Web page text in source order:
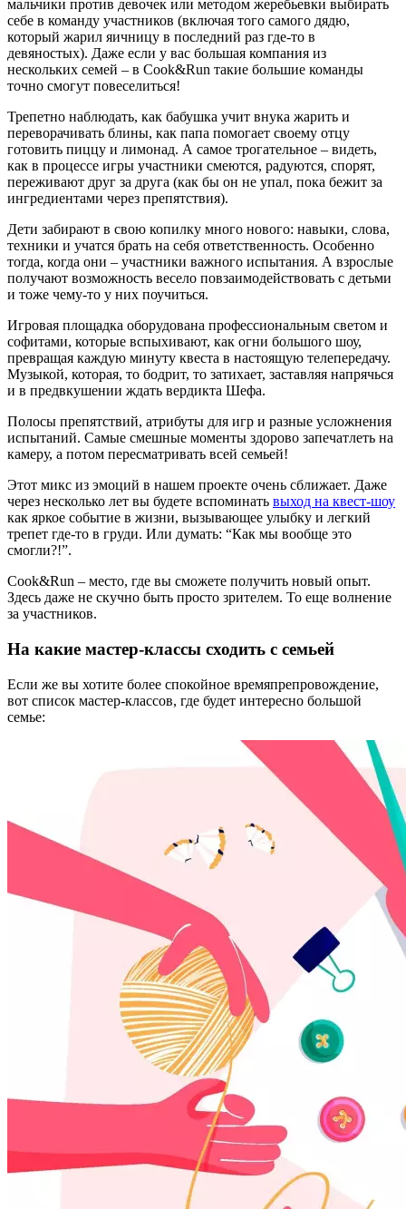
мальчики против девочек или методом жеребьевки выбирать
себе в команду участников (включая того самого дядю,
который жарил яичницу в последний раз где-то в
девяностых). Даже если у вас большая компания из
нескольких семей – в Cook&Run такие большие команды
точно смогут повеселиться!
Трепетно наблюдать, как бабушка учит внука жарить и
переворачивать блины, как папа помогает своему отцу
готовить пиццу и лимонад. А самое трогательное – видеть,
как в процессе игры участники смеются, радуются, спорят,
переживают друг за друга (как бы он не упал, пока бежит за
ингредиентами через препятствия).
Дети забирают в свою копилку много нового: навыки, слова,
техники и учатся брать на себя ответственность. Особенно
тогда, когда они – участники важного испытания. А взрослые
получают возможность весело повзаимодействовать с детьми
и тоже чему-то у них поучиться.
Игровая площадка оборудована профессиональным светом и
софитами, которые вспыхивают, как огни большого шоу,
превращая каждую минуту квеста в настоящую телепередачу.
Музыкой, которая, то бодрит, то затихает, заставляя напрячься
и в предвкушении ждать вердикта Шефа.
Полосы препятствий, атрибуты для игр и разные усложнения
испытаний. Самые смешные моменты здорово запечатлеть на
камеру, а потом пересматривать всей семьей!
Этот микс из эмоций в нашем проекте очень сближает. Даже
через несколько лет вы будете вспоминать выход на квест-шоу
как яркое событие в жизни, вызывающее улыбку и легкий
трепет где-то в груди. Или думать: “Как мы вообще это
смогли?!”.
Cook&Run – место, где вы сможете получить новый опыт.
Здесь даже не скучно быть просто зрителем. То еще волнение
за участников.
На какие мастер-классы сходить с семьей
Если же вы хотите более спокойное времяпрепровождение,
вот список мастер-классов, где будет интересно большой
семье: